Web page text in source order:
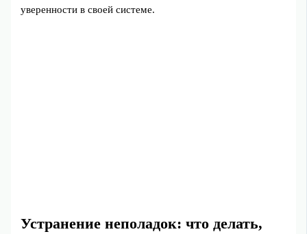
уверенности в своей системе.
Устранение неполадок: что делать,